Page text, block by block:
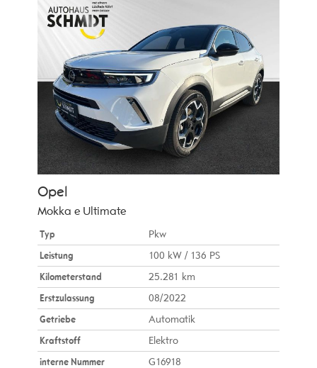
Opel
Mokka e Ultimate
Typ
Pkw
Leistung
100 kW / 136 PS
Kilometerstand
25.281 km
Erstzulassung
08/2022
Getriebe
Automatik
Kraftstoff
Elektro
interne Nummer
G16918